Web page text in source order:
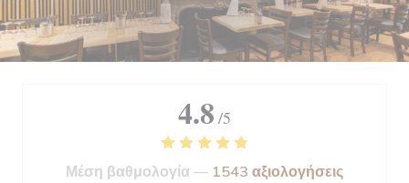
4.8 /5
Μέση βαθμολογία — 1543 αξιολογήσεις